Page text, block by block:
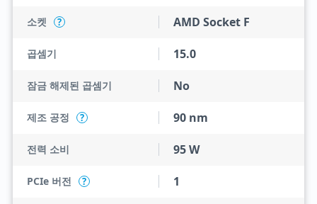
소켓 ? AMD Socket F
곱셈기 15.0
잠금 해제된 곱셈기 No
제조 공정 ? 90 nm
전력 소비 95 W
PCIe 버전 ? 1